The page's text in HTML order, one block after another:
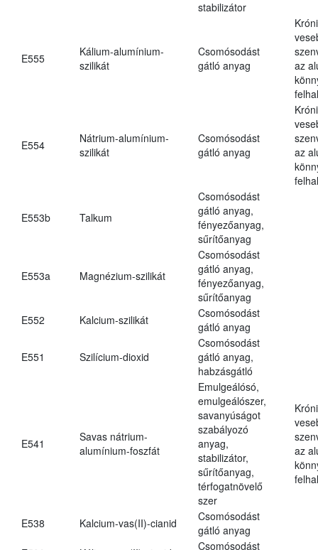
stabilizátor
E555
Kálium-alumínium-
szilikát
Csomósodást
gátló anyag
az
E554
Nátrium-alumínium-
szilikát
Csomósodást
gátló anyag
az
E553b Talkum
Csomósodást
gátló anyag,
fényezőanyag,
sűrítőanyag
E553a Magnézium-szilikát
Csomósodást
gátló anyag,
fényezőanyag,
sűrítőanyag
E552
Kalcium-szilikát
Csomósodást
gátló anyag
E551 Szilícium-dioxid
Csomósodást
gátló anyag,
habzásgátló
E541
Savas nátrium-
alumínium-foszfát
Emulgeálósó,
emulgeálószer,
savanyúságot
szabályozó
anyag,
stabilizátor,
sűrítőanyag,
térfogatnövelő
szer
az
E538 Kalcium-vas(II)-cianid
Csomósodást
gátló anyag
Csomósodást